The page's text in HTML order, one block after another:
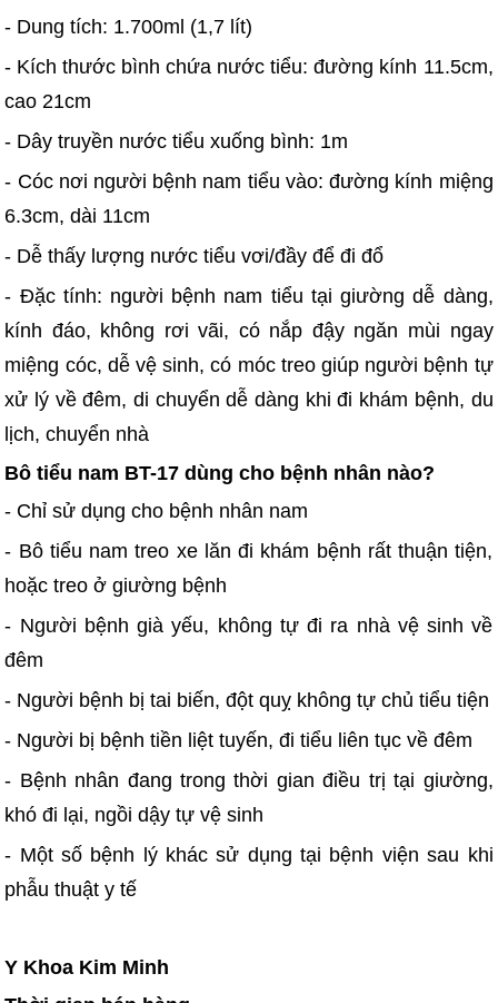
- Dung tích: 1.700ml (1,7 lít)
- Kích thước bình chứa nước tiểu: đường kính 11.5cm,
cao 21cm
- Dây truyền nước tiểu xuống bình: 1m
- Cóc nơi người bệnh nam tiểu vào: đường kính miệng
6.3cm, dài 11cm
- Dễ thấy lượng nước tiểu vơi/đầy để đi đổ
- Đặc tính: người bệnh nam tiểu tại giường dễ dàng,
kính đáo, không rơi vãi, có nắp đậy ngăn mùi ngay
miệng cóc, dễ vệ sinh, có móc treo giúp người bệnh tự
xử lý về đêm, di chuyển dễ dàng khi đi khám bệnh, du
lịch, chuyển nhà
Bô tiểu nam BT-17 dùng cho bệnh nhân nào?
- Chỉ sử dụng cho bệnh nhân nam
- Bô tiểu nam treo xe lăn đi khám bệnh rất thuận tiện,
hoặc treo ở giường bệnh
- Người bệnh già yếu, không tự đi ra nhà vệ sinh về
đêm
- Người bệnh bị tai biến, đột quỵ không tự chủ tiểu tiện
- Người bị bệnh tiền liệt tuyến, đi tiểu liên tục về đêm
- Bệnh nhân đang trong thời gian điều trị tại giường,
khó đi lại, ngồi dậy tự vệ sinh
- Một số bệnh lý khác sử dụng tại bệnh viện sau khi
phẫu thuật y tế
Y Khoa Kim Minh